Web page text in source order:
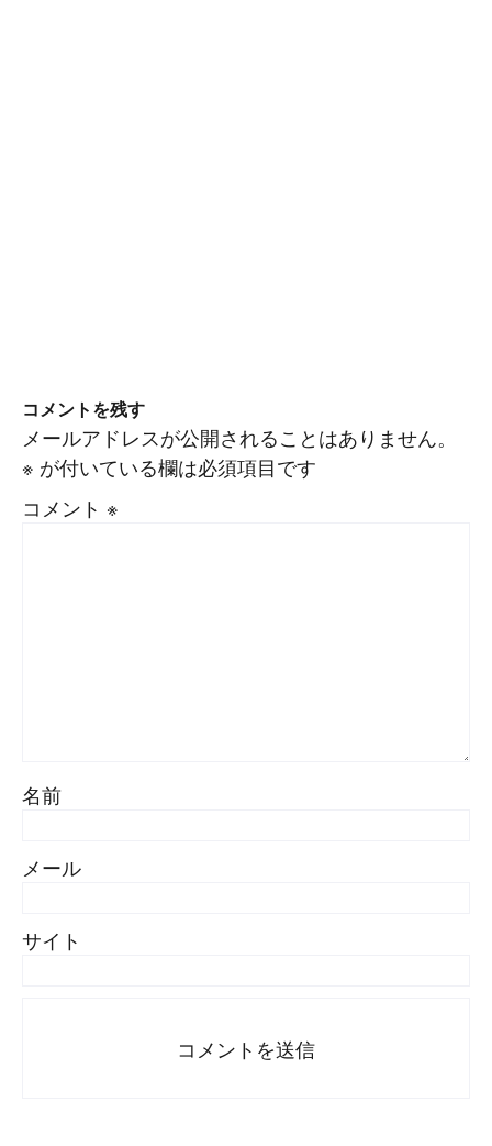
コメントを残す
メールアドレスが公開されることはありません。
※ が付いている欄は必須項目です
コメント ※
名前
メール
サイト